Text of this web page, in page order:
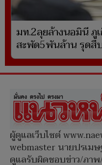
มท.2ลุยล้างนอมินี
สะพัด5พันล้าน รุดสื
ผู้ดูแลเว็บไซต์
webmaster นายปรเม
ดูแลรับผิดชอบข่าว/ภา